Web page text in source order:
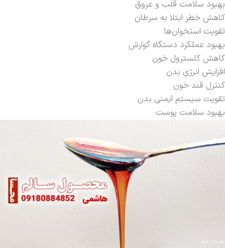
بهبود سلامت قلب و عروق
کاهش خطر ابتلا به سرطان
تقویت استخوان‌ها
بهبود عملکرد دستگاه گوارش
کاهش کلسترول خون
افزایش انرژی بدن
کنترل قند خون
تقویت سیستم ایمنی بدن
بهبود سلامت پوست